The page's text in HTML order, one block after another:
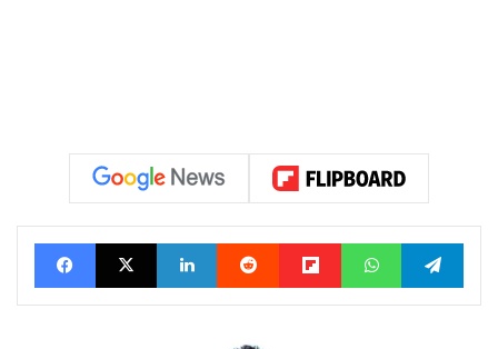
FacebookX Linkedin Reddit FlipboardWhatsApp